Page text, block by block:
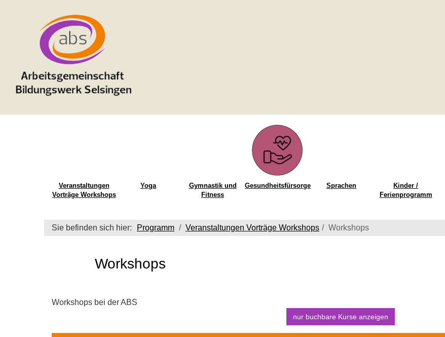
Veranstaltungen
Vorträge Workshops
Yoga
Gymnastik und
Fitness
Gesundheitsfürsorge Sprachen
Kinder /
Ferienprogramm
Sie befinden sich hier: Programm Veranstaltungen Vorträge Workshops Workshops
Workshops
Workshops bei der ABS
nur buchbare Kurse anzeigen